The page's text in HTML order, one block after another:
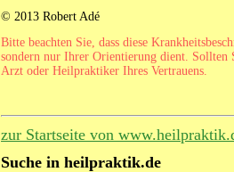
© 2013 Robert Adé
Bitte beachten Sie, dass diese
sondern nur Ihrer Orientierung dient. Sollten
Arzt oder Heilpraktiker Ihres Vertrauens.
zur Startseite von
Suche in heilpraktik.de